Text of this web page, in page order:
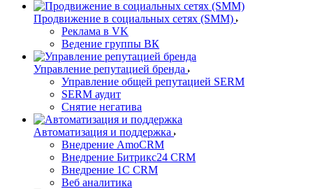
Продвижение в социальных сетях (SMM)
Реклама в VK
Ведение группы ВК
Управление репутацией бренда
Управление общей репутацией SERM
SERM аудит
Снятие негатива
Автоматизация и поддержка
Внедрение AmoCRM
Внедрение Битрикс24 CRM
Внедрение 1C CRM
Веб аналитика